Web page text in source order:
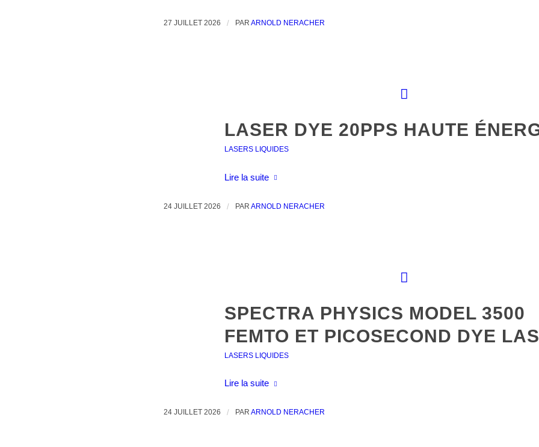
27 JUILLET 2026 / PAR ARNOLD NERACHER
LASER DYE 20PPS HAUTE
LASERS LIQUIDES
Lire la suite
24 JUILLET 2026 / PAR ARNOLD NERACHER
SPECTRA PHYSICS MODEL 3500
FEMTO ET PICOSECOND DYE
LASERS LIQUIDES
Lire la suite
24 JUILLET 2026 / PAR ARNOLD NERACHER